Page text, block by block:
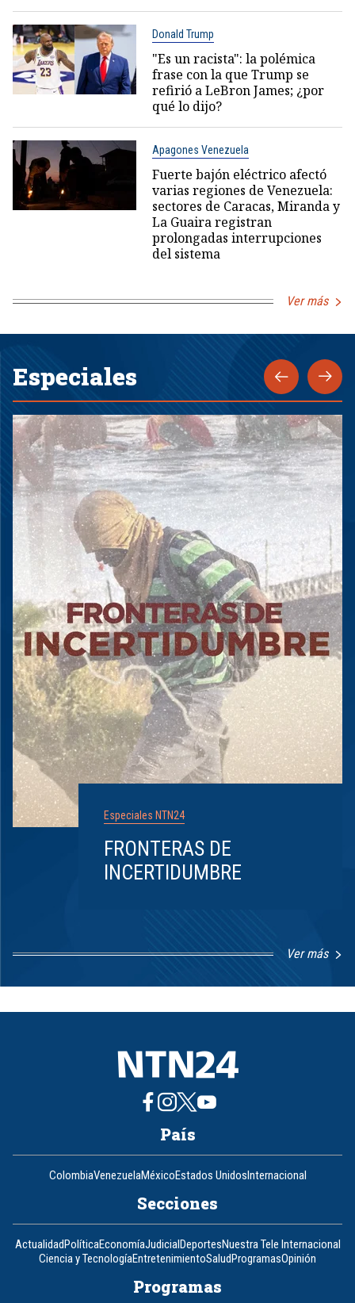
Donald Trump
"Es un racista": la polémica
frase con la que Trump se
refirió a LeBron James; ¿por
qué lo dijo?
Apagones Venezuela
Fuerte bajón eléctrico afectó
varias regiones de Venezuela:
sectores de Caracas, Miranda y
La Guaira registran
prolongadas interrupciones
del sistema
Ver más
Especiales
Especiales NTN24
FRONTERAS DE
INCERTIDUMBRE
Ver más
1
8
País
ColombiaVenezuelaMéxicoEstados UnidosInternacional
Secciones
ActualidadPolíticaEconomíaJudicialDeportesNuestra Tele Internacional
Ciencia y TecnologíaEntretenimientoSaludProgramasOpinión
Programas